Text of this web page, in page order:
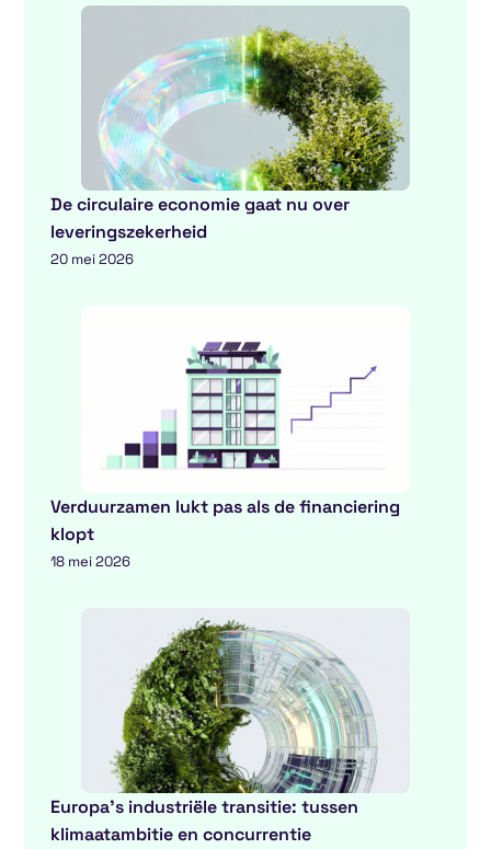
De circulaire economie gaat nu over
leveringszekerheid
20 mei 2026
Verduurzamen lukt pas als de financiering
klopt
18 mei 2026
Europa’s industriële transitie: tussen
klimaatambitie en concurrentie